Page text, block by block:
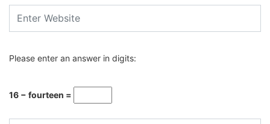
Please enter an answer in digits:
16 − fourteen =